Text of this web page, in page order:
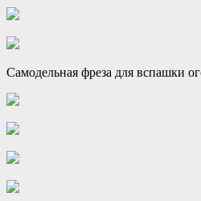
Самодельная фреза для вспашки